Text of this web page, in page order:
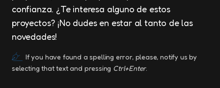
confianza. ¿Te interesa alguno de estos
proyectos? ¡No dudes en estar al tanto de las
novedades!
If you have found a spelling error, please, notify us by
selecting that text and pressing Ctrl+Enter.